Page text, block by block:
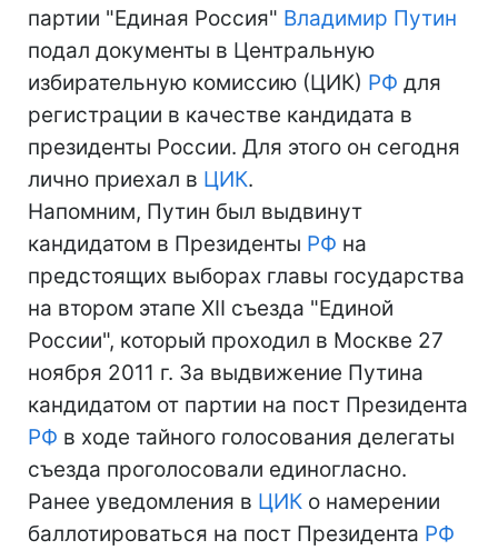
партии "Единая Россия" Владимир Путин
подал документы в Центральную
избирательную комиссию (ЦИК) РФ для
регистрации в качестве кандидата в
президенты России. Для этого он сегодня
лично приехал в ЦИК.
Напомним, Путин был выдвинут
кандидатом в Президенты РФ на
предстоящих выборах главы государства
на втором этапе XII съезда "Единой
России", который проходил в Москве 27
ноября 2011 г. За выдвижение Путина
кандидатом от партии на пост Президента
РФ в ходе тайного голосования делегаты
съезда проголосовали единогласно.
Ранее уведомления в ЦИК о намерении
баллотироваться на пост Президента РФ